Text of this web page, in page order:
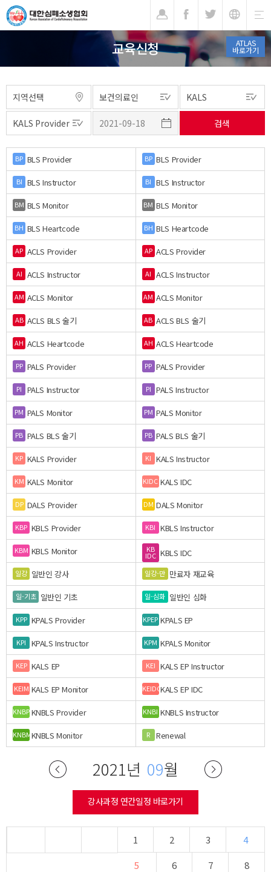
ATLAS
바로가기
교육신청
BP BLS Provider BP BLS Provider
BI BLS Instructor BI BLS Instructor
BM BLS Monitor BM BLS Monitor
BH BLS Heartcode BH BLS Heartcode
AP ACLS Provider AP ACLS Provider
AI ACLS Instructor AI ACLS Instructor
AM ACLS Monitor AM ACLS Monitor
AB ACLS BLS 술기 AB ACLS BLS 술기
AH ACLS Heartcode AH ACLS Heartcode
PP PALS Provider PP PALS Provider
PI PALS Instructor PI PALS Instructor
PM PALS Monitor PM PALS Monitor
PB PALS BLS 술기 PB PALS BLS 술기
KP KALS Provider KI KALS Instructor
KM KALS Monitor KIDC KALS IDC
DP DALS Provider DM DALS Monitor
KBP KBLS Provider KBI KBLS Instructor
KBM KBLS Monitor KB
IDC KBLS IDC
일강 일반인 강사 일강-만 만료자 재교육
일-기초 일반인 기초 일-심화 일반인 심화
KPP KPALS Provider KPEP KPALS EP
KPI KPALS Instructor KPM KPALS Monitor
KEP KALS EP KEI KALS EP Instructor
KEIM KALS EP Monitor KEIDCKALS EP IDC
KNBPKNBLS Provider KNBI KNBLS Instructor
KNBMKNBLS Monitor R Renewal
2021년 09월
강사과정 연간일정 바로가기
1 2 3
4
5
6 7
8